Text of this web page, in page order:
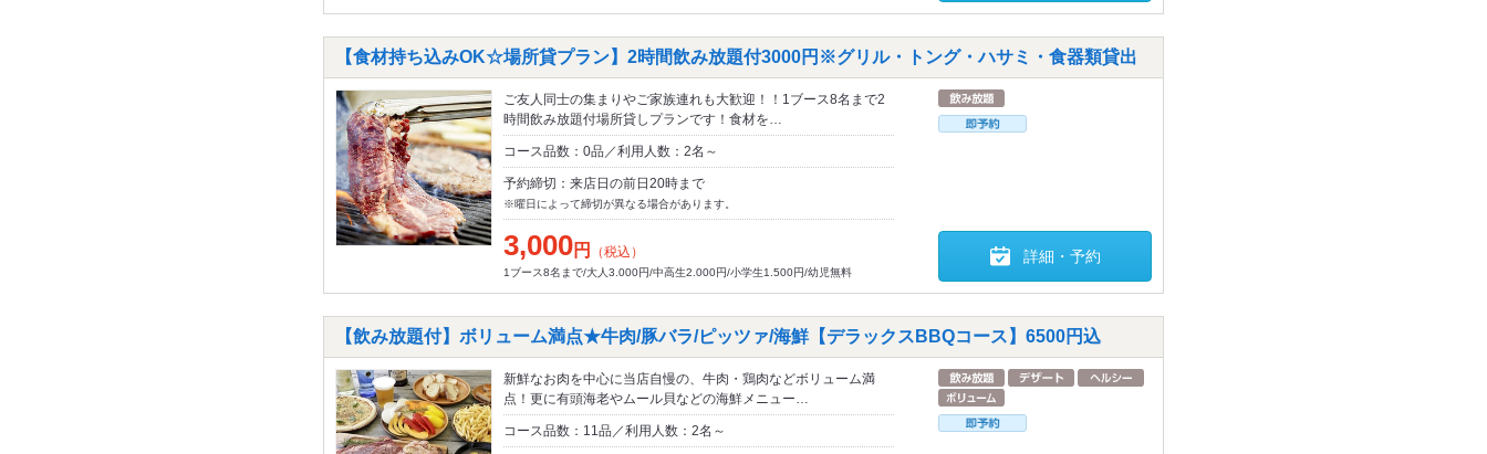
【食材持ち込みOK☆場所貸プラン】2時間飲み放題付3000円※グリル・トング・ハサミ・食器類貸出
ご友人同士の集まりやご家族連れも大歓迎！！1ブース8名まで2
時間飲み放題付場所貸しプランです！食材を…
コース品数：0品／利用人数：2名～
予約締切：来店日の前日20時まで
※曜日によって締切が異なる場合があります。
3,000円 （税込）
1ブース8名まで/大人3.000円/中高生2.000円/小学生1.500円/幼児無料
詳細・予約
【飲み放題付】ボリューム満点★牛肉/豚バラ/ピッツァ/海鮮【デラックスBBQコース】6500円込
新鮮なお肉を中心に当店自慢の、牛肉・鶏肉などボリューム満
点！更に有頭海老やムール貝などの海鮮メニュー…
コース品数：11品／利用人数：2名～